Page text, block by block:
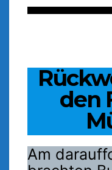
den
Am